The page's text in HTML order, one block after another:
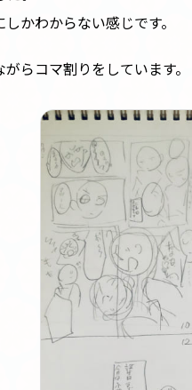
かわからない感じです。
らコマ割りをしています。